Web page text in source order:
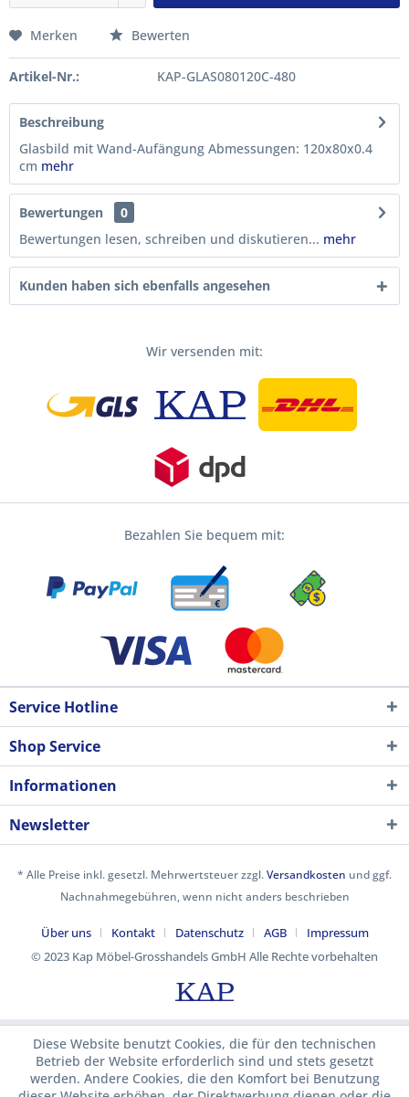
Merken Bewerten
Artikel-Nr.: KAP-GLAS080120C-480
Beschreibung
Glasbild mit Wand-Aufängung Abmessungen: 120x80x0.4
cm mehr
Bewertungen
0
Bewertungen lesen, schreiben und diskutieren... mehr
Kunden haben sich ebenfalls angesehen
Wir versenden mit:
Bezahlen Sie bequem mit:
Service Hotline
Shop Service
Informationen
Newsletter
* Alle Preise inkl. gesetzl. Mehrwertsteuer zzgl.Versandkosten und ggf.
Nachnahmegebühren, wenn nicht anders beschrieben
Über uns Kontakt Datenschutz AGB
Impressum
© 2023 Kap Möbel-Grosshandels GmbH Alle Rechte vorbehalten
Diese Website benutzt Cookies, die für den technischen
Betrieb der Website erforderlich sind und stets gesetzt
werden. Andere Cookies, die den Komfort bei Benutzung